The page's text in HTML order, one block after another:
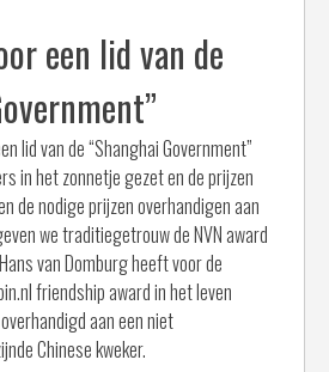
een lid van de
lid van de “Shanghai Government”
in het zonnetje gezet en de prijzen
de nodige prijzen overhandigen aan
we traditiegetrouw de NVN award
van Domburg heeft voor de
friendship award in het leven
aan een niet
Chinese kweker.